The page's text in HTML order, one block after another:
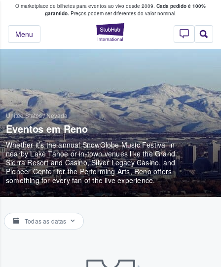
O marketplace de bilhetes para eventos ao vivo desde 2009. Cada pedido é 100%
garantido.Preços podem ser diferentes do valor nominal.
StubHub – onde
Menu
fãs compram e vendem bilhetes
United States/Nevada
Eventos em Reno
Whether it’s the annual SnowGlobe Music Festival in
nearby Lake Tahoe or in-town venues like the Grand
Sierra Resort and Casino, Silver Legacy Casino, and
Pioneer Center for the Performing Arts, Reno offers
something for every fan of the live experience.
Todas as datas